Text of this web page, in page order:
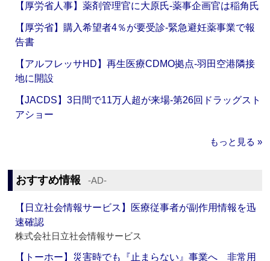
【厚労省人事】薬剤管理官に大原氏‐薬事企画官は稲角氏
【厚労省】購入希望者4％が要受診‐緊急避妊薬事業で報
告書
【アルフレッサHD】再生医療CDMO拠点‐羽田空港隣接
地に開設
【JACDS】3日間で11万人超が来場‐第26回ドラッグスト
アショー
もっと見る »
おすすめ情報 ‐AD‐
【日立社会情報サービス】医療従事者が副作用情報を迅
速確認
株式会社日立社会情報サービス
【トーホー】災害時でも『止まらない』事業へ 非常用